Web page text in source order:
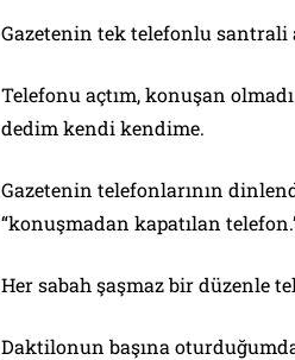
Gazetenin tek telefonlu santrali
Telefonu açtım, konuşan
dedim kendi kendime.
Gazetenin telefonlarının
“konuşmadan kapatılan
Her sabah şaşmaz bir düzenle
Daktilonun başına